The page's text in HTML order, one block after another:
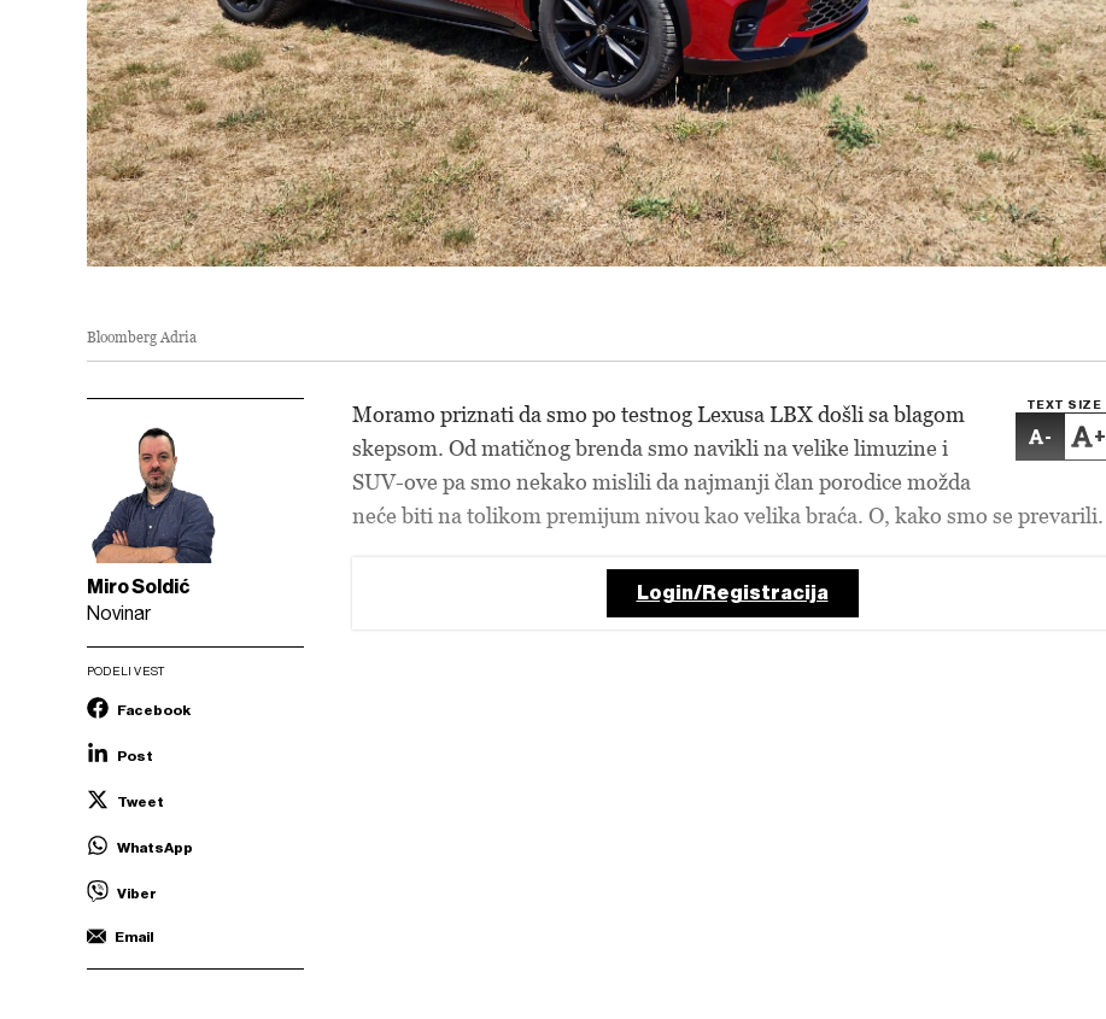
Bloomberg Adria
Miro Soldić
Novinar
PODELI VEST
Facebook
Post
Tweet
WhatsApp
Viber
Email
TEXT SIZE
- +
Moramo priznati da smo po testnog Lexusa LBX došli sa blagom
skepsom. Od matičnog brenda smo navikli na velike limuzine i
SUV-ove pa smo nekako mislili da najmanji član porodice možda
neće biti na tolikom premijum nivou kao velika braća. O, kako smo se prevarili.
Login/Registracija